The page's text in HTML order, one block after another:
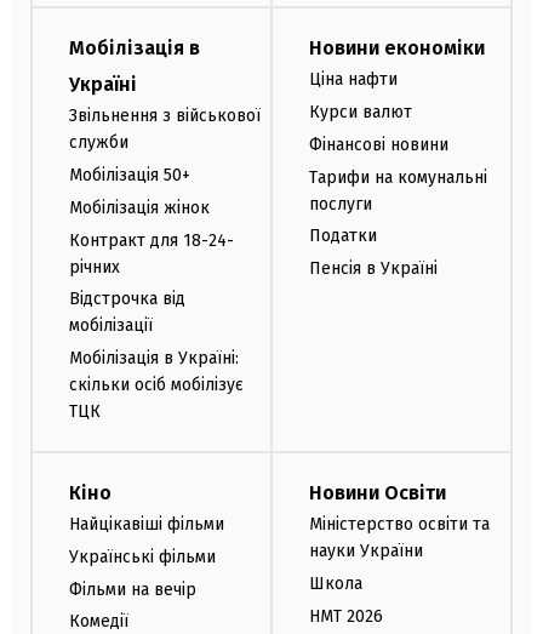
Мобілізація в
Україні
Звільнення з військової
служби
Мобілізація 50+
Мобілізація жінок
Контракт для 18-24-
річних
Відстрочка від
мобілізації
Мобілізація в Україні:
скільки осіб мобілізує
ТЦК
Новини економіки
Ціна нафти
Курси валют
Фінансові новини
Тарифи на комунальні
послуги
Податки
Пенсія в Україні
Кіно
Найцікавіші фільми
Українські фільми
Фільми на вечір
Комедії
Новини Освіти
Міністерство освіти та
науки України
Школа
НМТ 2026